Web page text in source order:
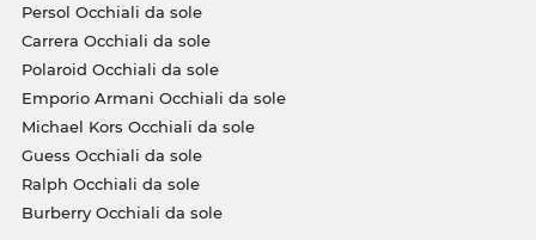
Persol Occhiali da sole
Carrera Occhiali da sole
Polaroid Occhiali da sole
Emporio Armani Occhiali da sole
Michael Kors Occhiali da sole
Guess Occhiali da sole
Ralph Occhiali da sole
Burberry Occhiali da sole